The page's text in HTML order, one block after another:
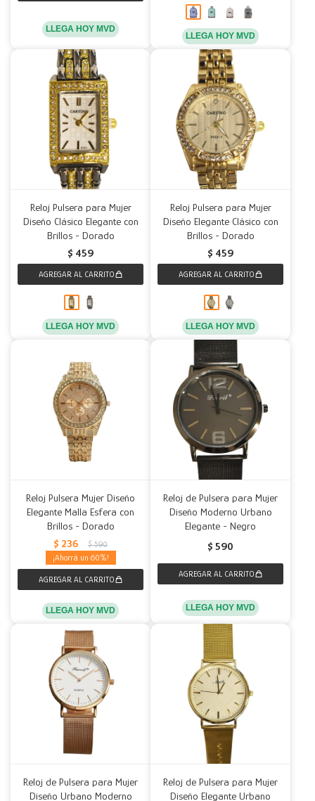
LLEGA HOY MVD
LLEGA HOY MVD
Reloj Pulsera para Mujer
Diseño Clásico Elegante con
Brillos - Dorado
$ 459
LLEGA HOY MVD
Reloj Pulsera para Mujer
Diseño Elegante Clásico con
Brillos - Dorado
$ 459
LLEGA HOY MVD
Reloj Pulsera Mujer Diseño
Elegante Malla Esfera con
Brillos - Dorado
$ 236 $ 590
60
LLEGA HOY MVD
Reloj de Pulsera para Mujer
Diseño Moderno Urbano
Elegante - Negro
$ 590
LLEGA HOY MVD
Reloj de Pulsera para Mujer
Diseño Urbano Moderno
Reloj de Pulsera para Mujer
Diseño Elegante Urbano